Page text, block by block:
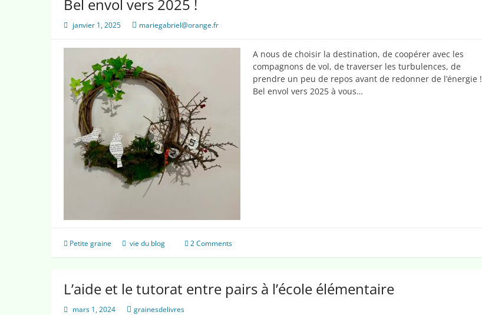
Bel envol vers 2025 !
janvier 1, 2025 mariegabriel@orange.fr
A nous de choisir la destination, de coopérer avec les
compagnons de vol, de traverser les turbulences, de
prendre un peu de repos avant de redonner de l’énergie !
Bel envol vers 2025 à vous…
Petite graine vie du blog 2 Comments
L’aide et le tutorat entre pairs à l’école élémentaire
mars 1, 2024 grainesdelivres